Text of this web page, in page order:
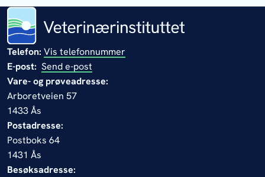
Telefon: Vis telefonnummer
E-post: Send e-post
Vare- og prøveadresse:
Arboretveien 57
1433 Ås
Postadresse:
Postboks 64
1431 Ås
Besøksadresse: